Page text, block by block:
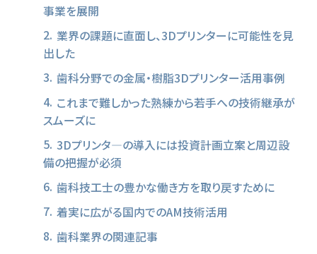
事業を展開
業界の課題に直面し、3Dプリンターに可能性を見
出した
歯科分野での金属・樹脂3Dプリンター活用事例
これまで難しかった熟練から若手への技術継承が
スムーズに
3Dプリンタ―の導入には投資計画立案と周辺設
備の把握が必須
歯科技工士の豊かな働き方を取り戻すために
着実に広がる国内でのAM技術活用
歯科業界の関連記事